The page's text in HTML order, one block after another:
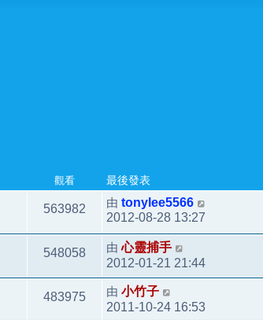
觀看 最後發表
563982 由 tonylee5566
2012-08-28 13:27
548058 由心靈捕手
2012-01-21 21:44
483975 由 小竹子
2011-10-24 16:53